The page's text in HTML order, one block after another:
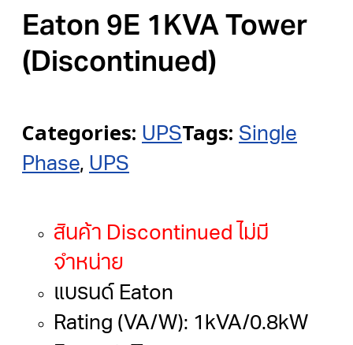
Eaton 9E 1KVA Tower
(Discontinued)
Categories: UPSTags: Single
Phase, UPS
สินค้า Discontinued ไม่มี
จำหน่าย
แบรนด์ Eaton
Rating (VA/W): 1kVA/0.8kW